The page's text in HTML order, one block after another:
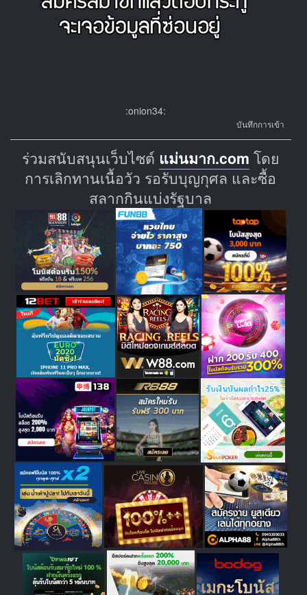
:onion34:
บันทึกการเข้า
ร่วมสนับสนุนเว็บไซต์ แม่นมาก.com โดย
การเลิกทานเนื้อวัว รอรับบุญกุศล และซื้อ
สลากกินแบ่งรัฐบาล